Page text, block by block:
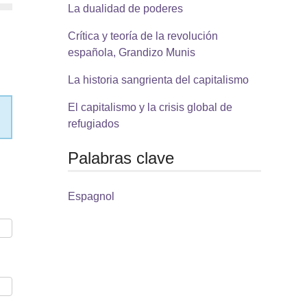
La dualidad de poderes
Crítica y teoría de la revolución
española, Grandizo Munis
La historia sangrienta del capitalismo
El capitalismo y la crisis global de
refugiados
Palabras clave
Espagnol